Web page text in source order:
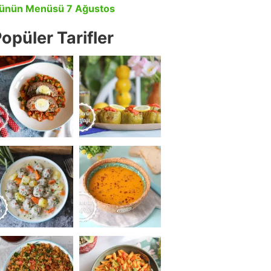
Menüsü 7 Ağustos
Tarifler